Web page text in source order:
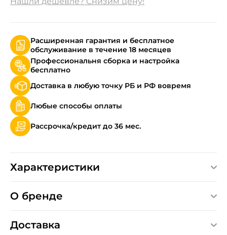
Расширенная гарантия и бесплатное
обслуживание в течение 18 месяцев
Профессиональня сборка и настройка
бесплатно
Доставка в любую точку РБ и РФ вовремя
Любые способы оплаты
Рассрочка/кредит до 36 мес.
Характеристики
О бренде
Доставка